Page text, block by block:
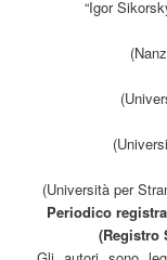
“Igor
(Università per
Periodico
(Registro